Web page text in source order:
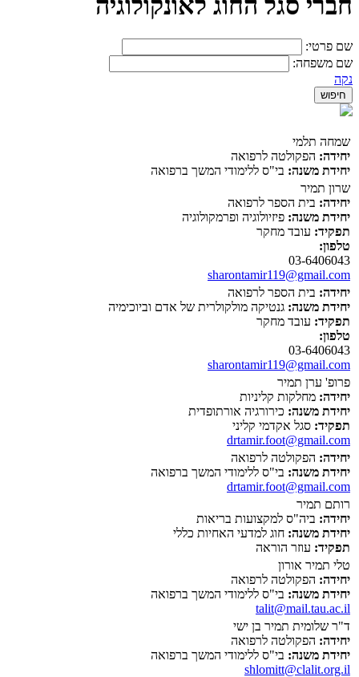
חברי סגל החוג לאונקולוגיה
שם פרטי:
שם משפחה:
נקה
שמחה תלמי
יחידה: הפקולטה לרפואה
יחידת משנה: בי"ס ללימודי המשך ברפואה
שרון תמיר
יחידה: בית הספר לרפואה
יחידת משנה: פיזיולוגיה ופרמקולוגיה
תפקיד: עובד מחקר
טלפון:
03-6406043
sharontamir119@gmail.com
יחידה: בית הספר לרפואה
יחידת משנה: גנטיקה מולקולרית של אדם וביוכימיה
תפקיד: עובד מחקר
טלפון:
03-6406043
sharontamir119@gmail.com
פרופ' ערן תמיר
יחידה: מחלקות קליניות
יחידת משנה: כירורגיה אורתופדית
תפקיד: סגל אקדמי קליני
drtamir.foot@gmail.com
יחידה: הפקולטה לרפואה
יחידת משנה: בי"ס ללימודי המשך ברפואה
drtamir.foot@gmail.com
רותם תמיר
יחידה: ביה"ס למקצועות בריאות
יחידת משנה: חוג למדעי האחיות כללי
תפקיד: עוזר הוראה
טלי תמיר אורון
יחידה: הפקולטה לרפואה
יחידת משנה: בי"ס ללימודי המשך ברפואה
talit@mail.tau.ac.il
ד"ר שלומית תמיר בן ישי
יחידה: הפקולטה לרפואה
יחידת משנה: בי"ס ללימודי המשך ברפואה
shlomitt@clalit.org.il